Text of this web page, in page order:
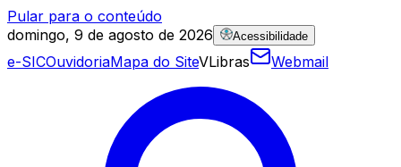
Pular para o conteúdo
domingo, 9 de agosto de 2026
Acessibilidade
e-SICOuvidoriaMapa do SiteVLibras Webmail